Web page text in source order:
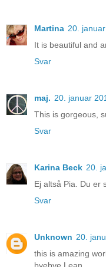
Martina 20.
It is beautiful and
Svar
maj. 20. januar
This is gorgeous,
Svar
Karina Beck 20.
Ej altså Pia. Du er
Svar
Unknown 20.
this is amazing
byebye,Lean